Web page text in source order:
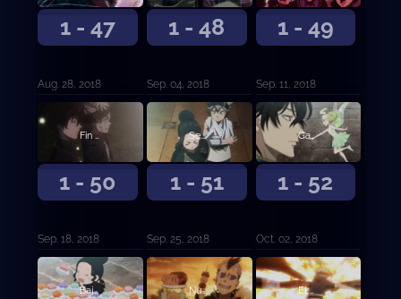
1 - 47
Aug. 28, 2018
1 - 48
Sep. 04, 2018
1 - 49
Sep. 11, 2018
1 - 50
Fin de la batalla, fin de la desesperación
Sep. 18, 2018
1 - 51
Señales de justicia
Sep. 25, 2018
1 - 52
Gana el más fuerte
Oct. 02, 2018
Bajo la máscara Nunca más El hombre llamado Fanzell